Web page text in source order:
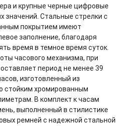
и крупные черные цифровые
значений. Стальные стрелки с
покрытием имеют
заполнение, благодаря
время в темное время суток.
часового механизма, при
период не менее 39
изготовленный из
стойким хромированным
В комплект к часам
выполненный в стилистике
ремней с надежной стальной